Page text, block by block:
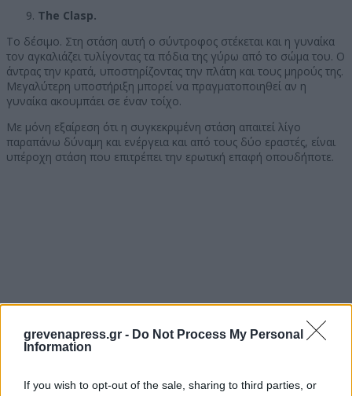
grevenapress.gr - Do Not Process My Personal
Information
If you wish to opt-out of the sale, sharing to third parties, or
The Clasp.
Το δέσιμο. Στη στάση αυτή ο σύντροφος στέκεται και η γυναίκα
τον αγκαλιάζει τυλίγοντας τα πόδια της γύρω από το σώμα του. Ο
άντρας την κρατά, υποστηρίζοντας την πλάτη και τους μηρούς της.
Μεγαλύτερη υποστήριξη μπορεί να πραγματοποιηθεί αν η
γυναίκα ακουμπάει σε έναν τοίχο.
Με μόνη εξαίρεση ότι η συγκεκριμένη στάση απαιτεί λίγο
παραπάνω δύναμη και ενέργεια και από τους δύο εραστές, είναι
υπέροχη στάση που επιτρέπει την ερωτική επαφή οπουδήποτε.